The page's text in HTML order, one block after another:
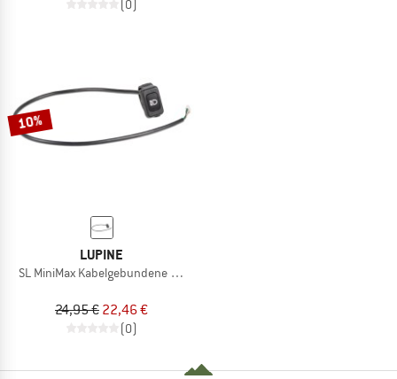
(0)
10%
LUPINE
SL MiniMax Kabelgebundene Fernbedienung
24,95 € 22,46 €
(0)